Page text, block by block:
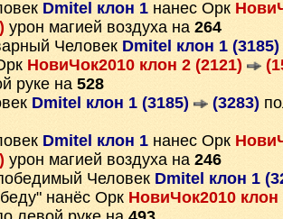
Dmitel клон 1 нанес Орк
урон магией воздуха на 264
Человек Dmitel клон 1 (3185)
НовиЧок2010 клон 2 (2121)
руке на 528
Dmitel клон 1 (3185) (3283)
Dmitel клон 1 нанес Орк
урон магией воздуха на 246
Человек Dmitel клон 1
нанёс Орк НовиЧок2010